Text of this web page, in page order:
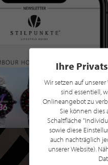
Ihre
Wir setzen auf
sind essentiell,
Onlineangebot zu
Sie können dies
Schaltfläche
sowie diese
auch nachträglich
unserer Website).